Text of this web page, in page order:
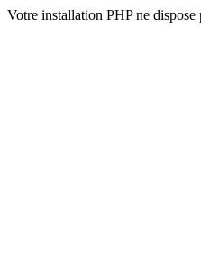
Votre installation PHP ne